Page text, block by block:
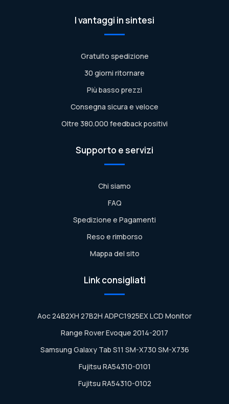
I vantaggi in sintesi
Gratuito spedizione
30 giorni ritornare
Più basso prezzi
Consegna sicura e veloce
Oltre 380.000 feedback positivi
Supporto e servizi
Chi siamo
FAQ
Spedizione e Pagamenti
Reso e rimborso
Mappa del sito
Link consigliati
Aoc 24B2XH 27B2H ADPC1925EX LCD Monitor
Range Rover Evoque 2014-2017
Samsung Galaxy Tab S11 SM-X730 SM-X736
Fujitsu RA54310-0101
Fujitsu RA54310-0102